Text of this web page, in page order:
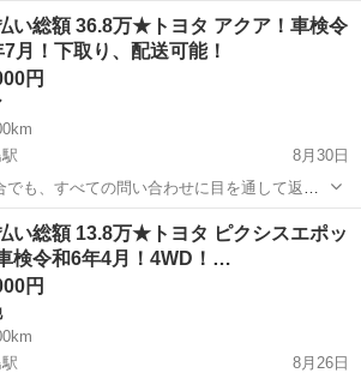
ずお気軽にお問い合わせください😊 ◆出品
額は、消費税、リ
島駅 ヴェルファイア 車両
い総額 36.8万★トヨタ アクア！車検令
月！下取り、配送可能！
円
8月30日
でも、すべての問い合わせに目を通して返信
ずお気軽にお問い合わせください😊 ◆出品
額は、消費税、リ
島駅 アクア 車両
い総額 13.8万★トヨタ ピクシスエポッ
検令和6年4月！4WD！…
円
8月26日